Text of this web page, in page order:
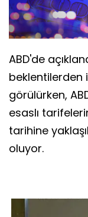
ABD'de
beklentilerden
görülürken,
esaslı
tarihine
oluyor.